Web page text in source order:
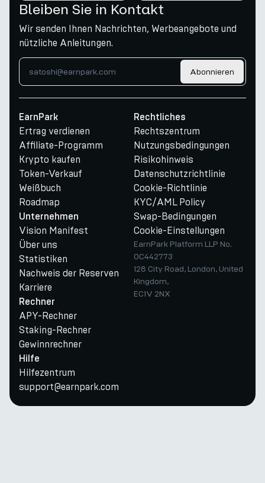
Bleiben Sie in Kontakt
Wir senden Ihnen Nachrichten, Werbeangebote und
nützliche Anleitungen.
Abonnieren
EarnPark
Ertrag verdienen
Affiliate-Programm
Krypto kaufen
Token-Verkauf
Weißbuch
Roadmap
Unternehmen
Vision Manifest
Über uns
Statistiken
Nachweis der Reserven
Karriere
Rechner
APY-Rechner
Staking-Rechner
Gewinnrechner
Hilfe
Hilfezentrum
support@earnpark.com
Rechtliches
Rechtszentrum
Nutzungsbedingungen
Risikohinweis
Datenschutzrichtlinie
Cookie-Richtlinie
KYC/AML Policy
Swap-Bedingungen
Cookie-Einstellungen
EarnPark Platform LLP No.
OC442773
128 City Road, London, United
Kingdom,
EC1V 2NX